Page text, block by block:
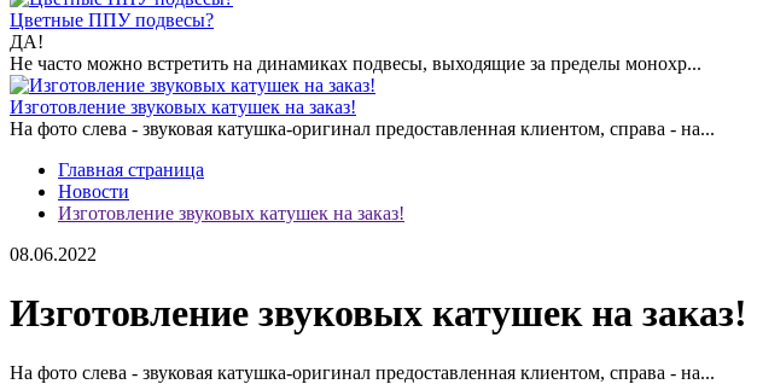
Цветные ППУ подвесы?
ДА!
Не часто можно встретить на динамиках подвесы, выходящие за пределы монохр...
Изготовление звуковых катушек на заказ!
На фото слева - звуковая катушка-оригинал предоставленная клиентом, справа - на...
Главная страница
Новости
Изготовление звуковых катушек на заказ!
08.06.2022
Изготовление звуковых катушек на заказ!
На фото слева - звуковая катушка-оригинал предоставленная клиентом, справа - на...